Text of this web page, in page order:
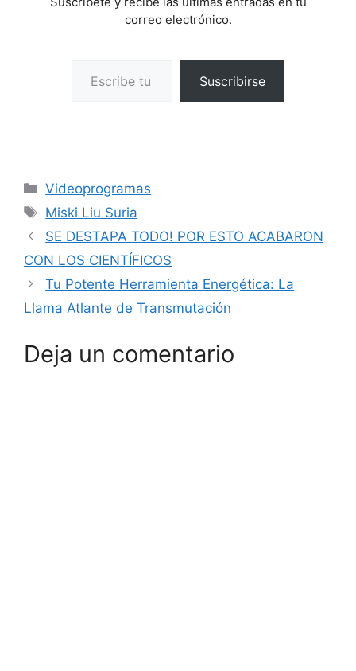
correo electrónico.
Suscribirse
Categorías
Videoprogramas
Etiquetas
Miski Liu Suria
SE DESTAPA TODO! POR ESTO ACABARON
CON LOS CIENTÍFICOS
Tu Potente Herramienta Energética: La
Llama Atlante de Transmutación
Deja un comentario